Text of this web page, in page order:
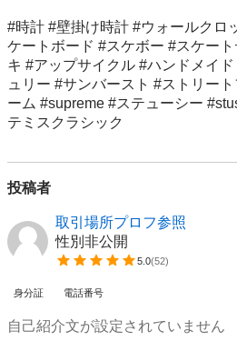
#時計 #壁掛け時計 #ウォールクロ
ケートボード #スケボー #スケー
キ #アップサイクル #ハンドメイ
ュリー #サンバースト #ストリー
ーム #supreme #ステューシー
テミスクラシック
投稿者
取引場所プロフ参照
性別非公開
5.0(52)
身分証 電話番号
自己紹介文が設定されていません